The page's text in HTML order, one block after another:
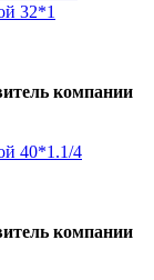
32*1
компании
40*1.1/4
компании